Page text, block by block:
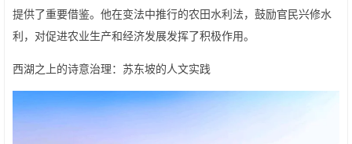
提供了重要借鉴。他在变法中推行的农田水利法，鼓励官民兴修水
利，对促进农业生产和经济发展发挥了积极作用。
西湖之上的诗意治理：苏东坡的人文实践